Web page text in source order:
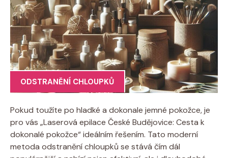
ODSTRANĚNÍ CHLOUPKŮ
Pokud toužíte po hladké a dokonale jemné pokožce, je
pro vás „Laserová epilace České Budějovice: Cesta k
dokonalé pokožce“ ideálním řešením. Tato moderní
metoda odstranění chloupků se stává čím dál